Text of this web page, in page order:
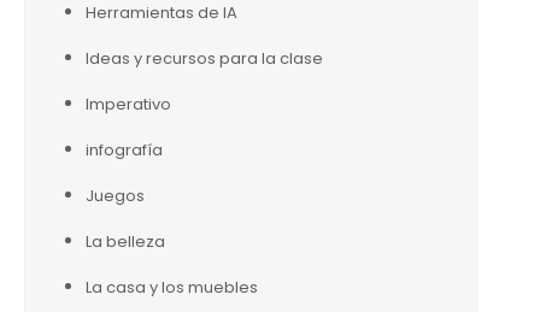
Herramientas de IA
Ideas y recursos para la clase
Imperativo
infografía
Juegos
La belleza
La casa y los muebles